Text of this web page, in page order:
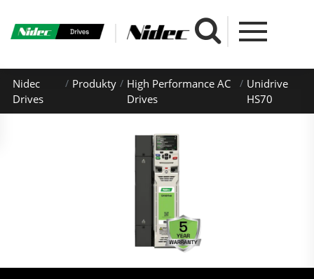
Nidec
Drives
Produkty
High Performance AC
Drives
Unidrive
HS70